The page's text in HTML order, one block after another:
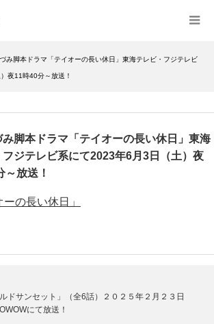
づみ脚本ドラマ「テイオーの長い休日」東海テレビ・フジテレビ
夜11時40分～放送！
み脚本ドラマ「テイオーの長い休日」東海
フジテレビ系にて2023年6月3日（土）夜
～放送！
ーの長い休日」
ドサンセット」（全6話）２０２５年２月２３日
にて放送！